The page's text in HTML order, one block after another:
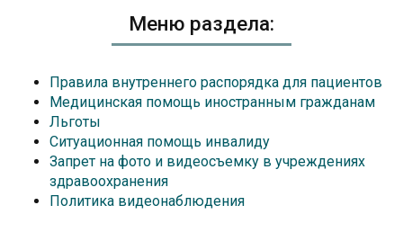
Меню раздела:
Правила внутреннего распорядка для пациентов
Медицинская помощь иностранным гражданам
Льготы
Ситуационная помощь инвалиду
Запрет на фото и видеосъемку в учреждениях
здравоохранения
Политика видеонаблюдения